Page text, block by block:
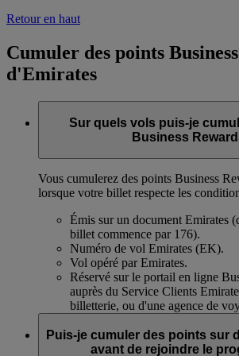
Retour en haut
Cumuler des points
d'Emirates
Sur quels vols puis-je
Business
Vous cumulerez des points Business
lorsque votre billet respecte les
Émis sur un document Emirates
billet commence par 176).
Numéro de vol Emirates (EK).
Vol opéré par Emirates.
Réservé sur le portail en ligne
auprès du Service Clients
billetterie, ou d'une agence de
Puis-je cumuler des points sur
avant de rejoindre le